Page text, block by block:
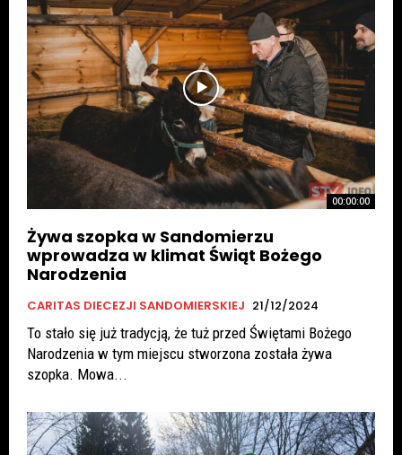
00:00:00
Żywa szopka w Sandomierzu
wprowadza w klimat Świąt Bożego
Narodzenia
CARITAS DIECEZJI SANDOMIERSKIEJ 21/12/2024
To stało się już tradycją, że tuż przed Świętami Bożego
Narodzenia w tym miejscu stworzona została żywa
szopka. Mowa...